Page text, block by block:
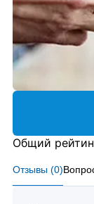
Отзывы (0)
Общий